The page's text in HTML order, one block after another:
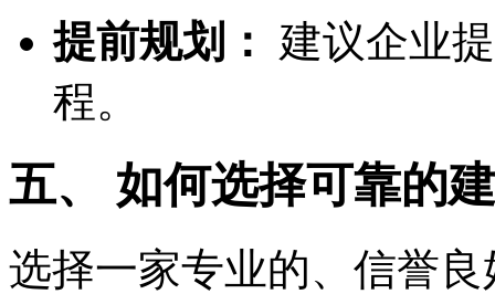
提前规划：
建议企业
程。
五、 如何选择可靠的
选择一家专业的、信誉